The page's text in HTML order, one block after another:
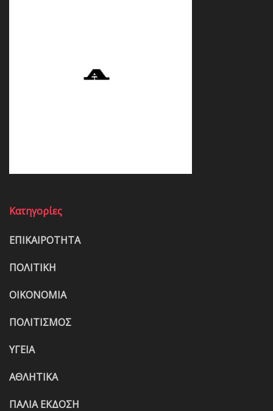
Κατηγορίες
ΕΠΙΚΑΙΡΟΤΗΤΑ
ΠΟΛΙΤΙΚΗ
ΟΙΚΟΝΟΜΙΑ
ΠΟΛΙΤΙΣΜΟΣ
ΥΓΕΙΑ
ΑΘΛΗΤΙΚΑ
ΠΑΛΙΑ ΕΚΔΟΣΗ